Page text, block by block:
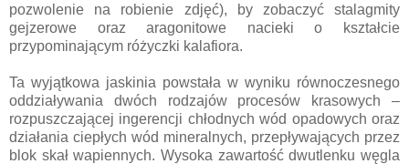
pozwolenie na robienie zdjęć), by zobaczyć stalagmity
gejzerowe oraz aragonitowe nacieki o kształcie
przypominającym różyczki kalafiora.
Ta wyjątkowa jaskinia powstała w wyniku równoczesnego
oddziaływania dwóch rodzajów procesów krasowych –
rozpuszczającej ingerencji chłodnych wód opadowych oraz
działania ciepłych wód mineralnych, przepływających przez
blok skał wapiennych. Wysoka zawartość dwutlenku węgla